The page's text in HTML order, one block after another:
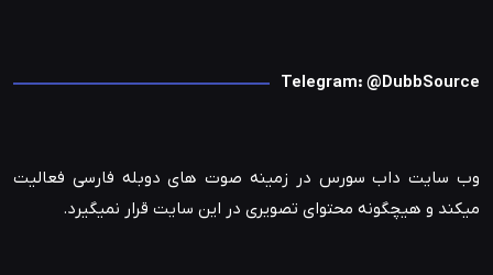
Telegram: @DubbSource
وب سایت داب سورس در زمینه صوت های دوبله فارسی فعالیت
میکند و هیچگونه محتوای تصویری در این سایت قرار نمیگیرد.